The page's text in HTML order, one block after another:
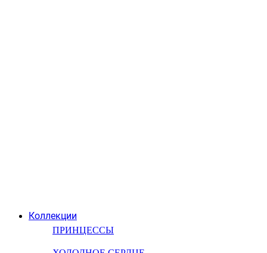
Коллекции
ПРИНЦЕССЫ